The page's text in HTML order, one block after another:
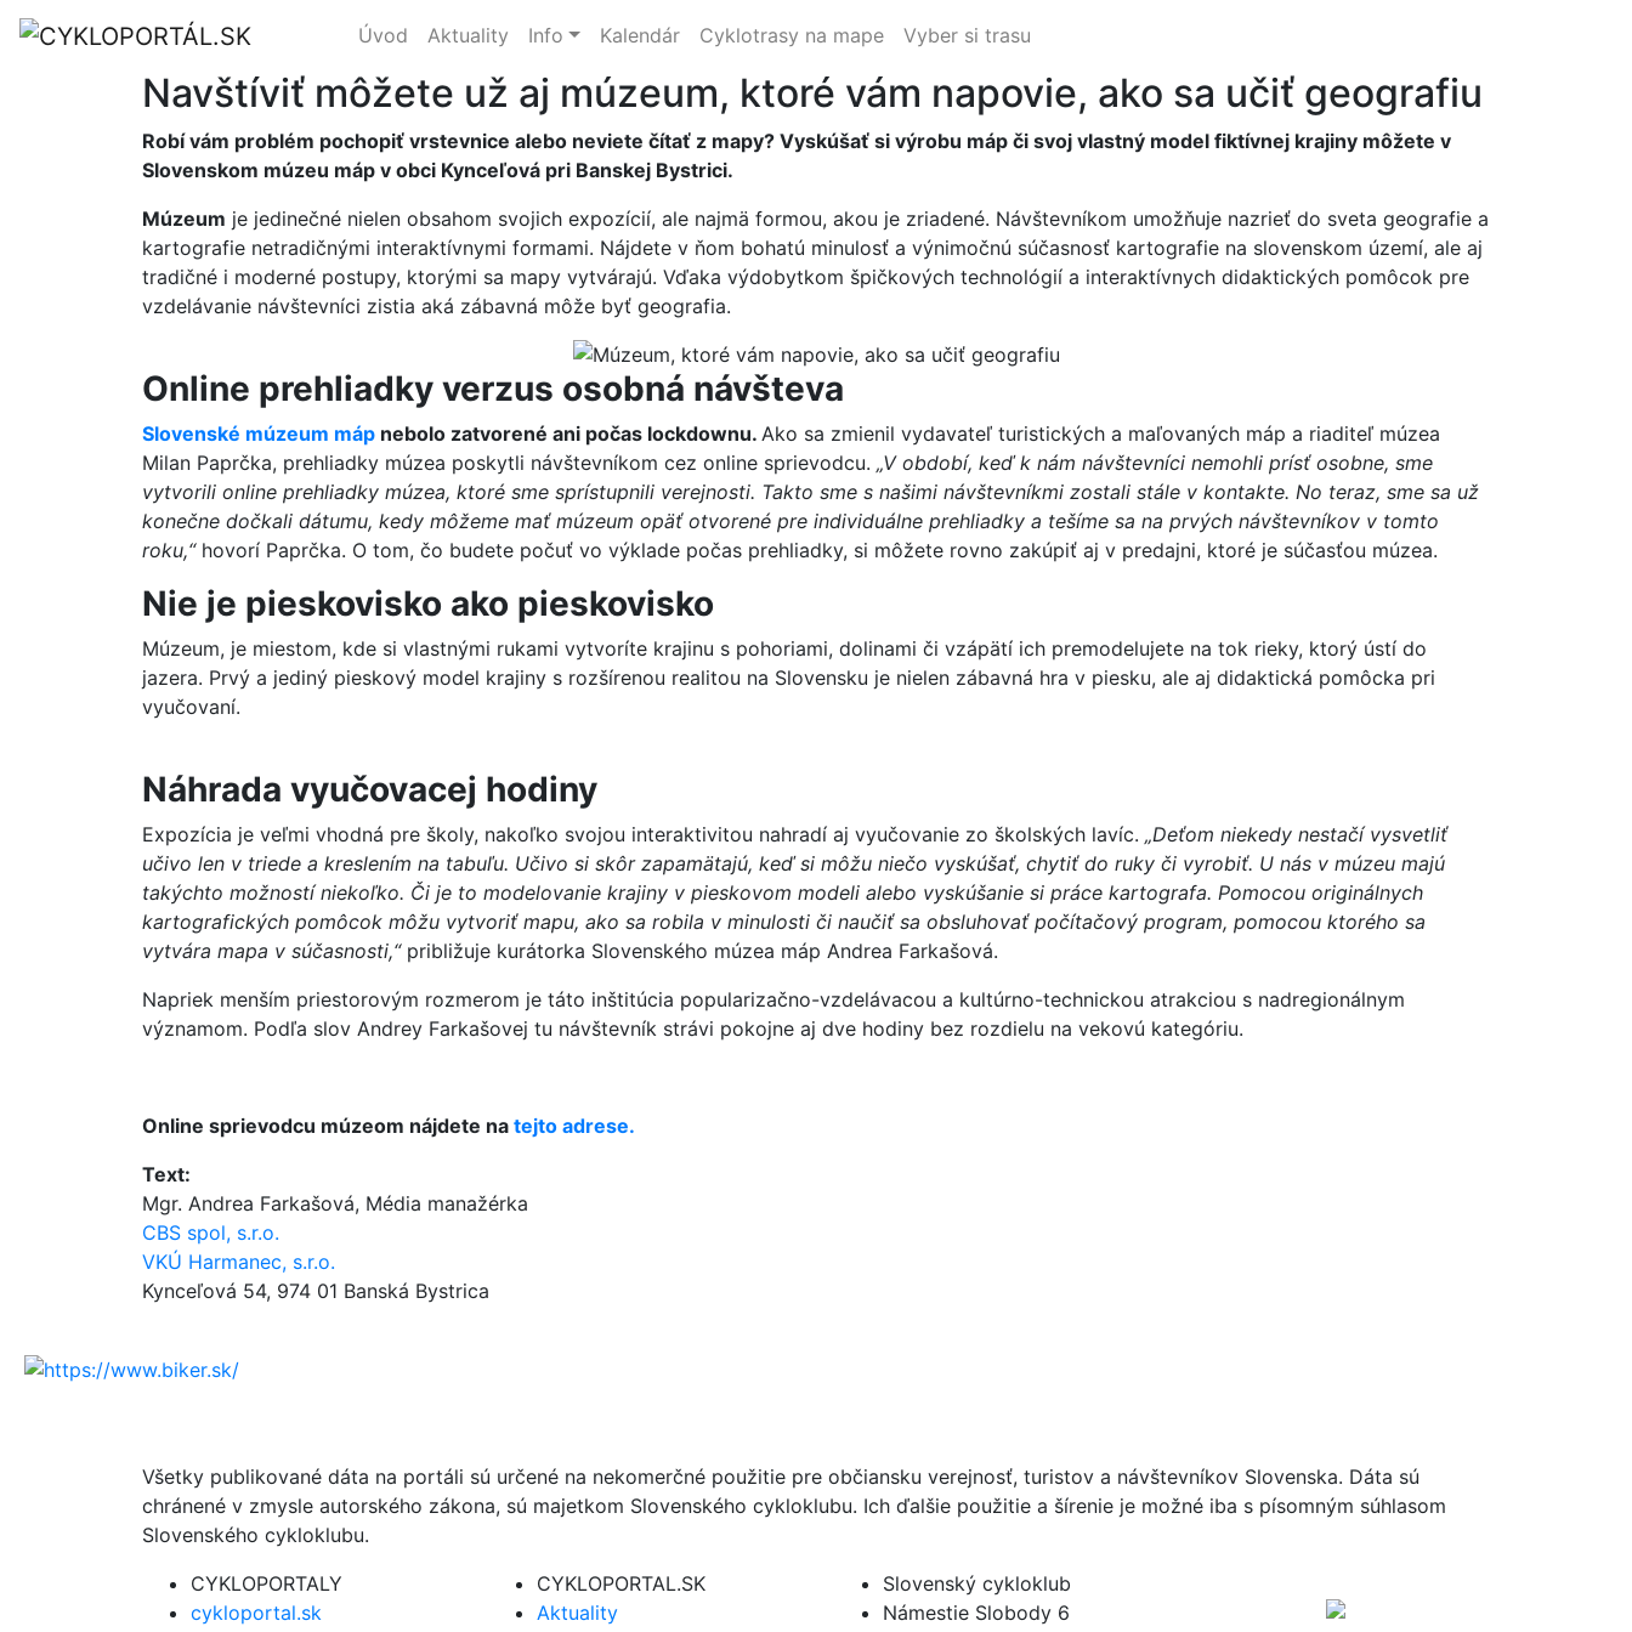
Úvod Aktuality Info Kalendár Cyklotrasy na mape Vyber si trasu
Navštíviť môžete už aj múzeum, ktoré vám napovie, ako sa učiť geografiu
Robí vám problém pochopiť vrstevnice alebo neviete čítať z mapy? Vyskúšať si výrobu máp či svoj vlastný model fiktívnej krajiny môžete v
Slovenskom múzeu máp v obci Kynceľová pri Banskej Bystrici.
Múzeum je jedinečné nielen obsahom svojich expozícií, ale najmä formou, akou je zriadené. Návštevníkom umožňuje nazrieť do sveta geografie a
kartografie netradičnými interaktívnymi formami. Nájdete v ňom bohatú minulosť a výnimočnú súčasnosť kartografie na slovenskom území, ale aj
tradičné i moderné postupy, ktorými sa mapy vytvárajú. Vďaka výdobytkom špičkových technológií a interaktívnych didaktických pomôcok pre
vzdelávanie návštevníci zistia aká zábavná môže byť geografia.
Online prehliadky verzus osobná návšteva
Slovenské múzeum máp nebolo zatvorené ani počas lockdownu. Ako sa zmienil vydavateľ turistických a maľovaných máp a riaditeľ múzea
Milan Paprčka, prehliadky múzea poskytli návštevníkom cez online sprievodcu. „V období, keď k nám návštevníci nemohli prísť osobne, sme
vytvorili online prehliadky múzea, ktoré sme sprístupnili verejnosti. Takto sme s našimi návštevníkmi zostali stále v kontakte. No teraz, sme sa už
konečne dočkali dátumu, kedy môžeme mať múzeum opäť otvorené pre individuálne prehliadky a tešíme sa na prvých návštevníkov v tomto
roku,“hovorí Paprčka. O tom, čo budete počuť vo výklade počas prehliadky, si môžete rovno zakúpiť aj v predajni, ktoré je súčasťou múzea.
Nie je pieskovisko ako pieskovisko
Múzeum, je miestom, kde si vlastnými rukami vytvoríte krajinu s pohoriami, dolinami či vzápätí ich premodelujete na tok rieky, ktorý ústí do
jazera. Prvý a jediný pieskový model krajiny s rozšírenou realitou na Slovensku je nielen zábavná hra v piesku, ale aj didaktická pomôcka pri
vyučovaní.
Náhrada vyučovacej hodiny
Expozícia je veľmi vhodná pre školy, nakoľko svojou interaktivitou nahradí aj vyučovanie zo školských lavíc. „Deťom niekedy nestačí vysvetliť
učivo len v triede a kreslením na tabuľu. Učivo si skôr zapamätajú, keď si môžu niečo vyskúšať, chytiť do ruky či vyrobiť. U nás v múzeu majú
takýchto možností niekoľko. Či je to modelovanie krajiny v pieskovom modeli alebo vyskúšanie si práce kartografa. Pomocou originálnych
kartografických pomôcok môžu vytvoriť mapu, ako sa robila v minulosti či naučiť sa obsluhovať počítačový program, pomocou ktorého sa
vytvára mapa v súčasnosti,“ približuje kurátorka Slovenského múzea máp Andrea Farkašová.
Napriek menším priestorovým rozmerom je táto inštitúcia popularizačno-vzdelávacou a kultúrno-technickou atrakciou s nadregionálnym
významom. Podľa slov Andrey Farkašovej tu návštevník strávi pokojne aj dve hodiny bez rozdielu na vekovú kategóriu.
Online sprievodcu múzeom nájdete na tejto adrese.
Text:
Mgr. Andrea Farkašová, Média manažérka
CBS spol, s.r.o.
VKÚ Harmanec, s.r.o.
Kynceľová 54, 974 01 Banská Bystrica
Všetky publikované dáta na portáli sú určené na nekomerčné použitie pre občiansku verejnosť, turistov a návštevníkov Slovenska. Dáta sú
chránené v zmysle autorského zákona, sú majetkom Slovenského cykloklubu. Ich ďalšie použitie a šírenie je možné iba s písomným súhlasom
Slovenského cykloklubu.
CYKLOPORTALY
cykloportal.sk
CYKLOPORTAL.SK
Aktuality
Slovenský cykloklub
Námestie Slobody 6